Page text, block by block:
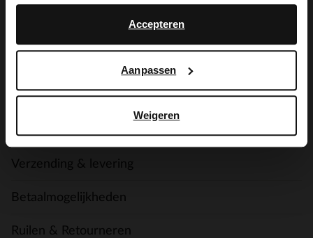
Accepteren
Aanpassen
Weigeren
Service
Verzending & levering
Betaalmogelijkheden
Ruilen & Retourneren
English